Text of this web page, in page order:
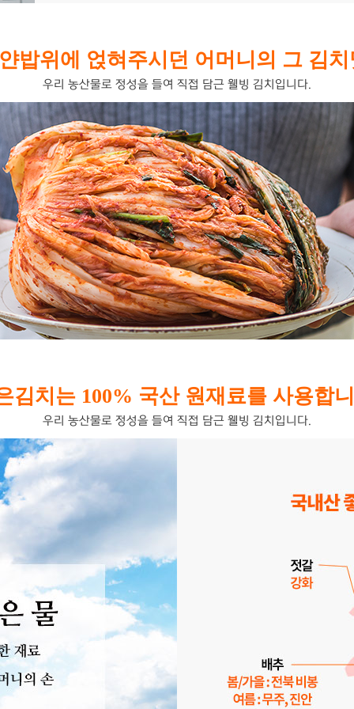
밥위에 얹혀주시던 어머니의 그 김
우리 농산물로 정성을 들여 직접 담근 웰빙 김치입니다.
김치는 100% 국산 원재료를 사용합
우리 농산물로 정성을 들여 직접 담근 웰빙 김치입니다.